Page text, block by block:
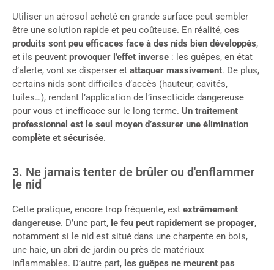
Utiliser un aérosol acheté en grande surface peut sembler
être une solution rapide et peu coûteuse. En réalité, ces
produits sont peu efficaces face à des nids bien développés,
et ils peuvent provoquer l’effet inverse : les guêpes, en état
d’alerte, vont se disperser et attaquer massivement. De plus,
certains nids sont difficiles d’accès (hauteur, cavités,
tuiles…), rendant l’application de l’insecticide dangereuse
pour vous et inefficace sur le long terme. Un traitement
professionnel est le seul moyen d’assurer une élimination
complète et sécurisée.
3. Ne jamais tenter de brûler ou d'enflammer
le nid
Cette pratique, encore trop fréquente, est extrêmement
dangereuse. D’une part, le feu peut rapidement se propager,
notamment si le nid est situé dans une charpente en bois,
une haie, un abri de jardin ou près de matériaux
inflammables. D’autre part, les guêpes ne meurent pas